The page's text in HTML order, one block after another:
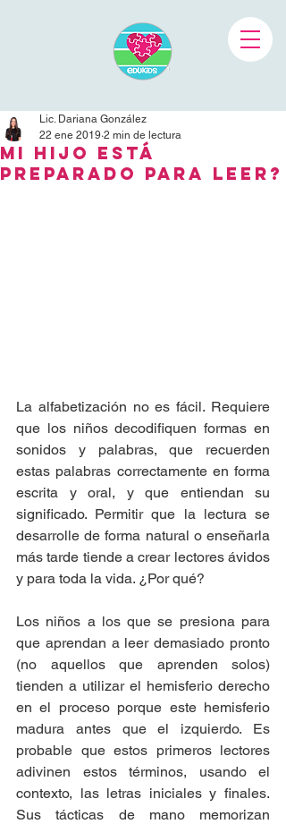
Mi hijo está
preparado para leer?
Lic. Dariana González
22 ene 2019 2 min de lectura
La alfabetización no es fácil. Requiere
que los niños decodifiquen formas en
sonidos y palabras, que recuerden
estas palabras correctamente en forma
escrita y oral, y que entiendan su
significado. Permitir que la lectura se
desarrolle de forma natural o enseñarla
más tarde tiende a crear lectores ávidos
y para toda la vida. ¿Por qué?
Los niños a los que se presiona para
que aprendan a leer demasiado pronto
(no aquellos que aprenden solos)
tienden a utilizar el hemisferio derecho
en el proceso porque este hemisferio
madura antes que el izquierdo. Es
probable que estos primeros lectores
adivinen estos términos, usando el
contexto, las letras iniciales y finales.
Sus tácticas de mano memorizan